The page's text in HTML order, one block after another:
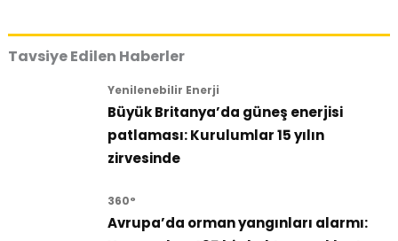
Tavsiye Edilen Haberler
Yenilenebilir Enerji
Büyük Britanya’da güneş enerjisi
patlaması: Kurulumlar 15 yılın
zirvesinde
360°
Avrupa’da orman yangınları alarmı: